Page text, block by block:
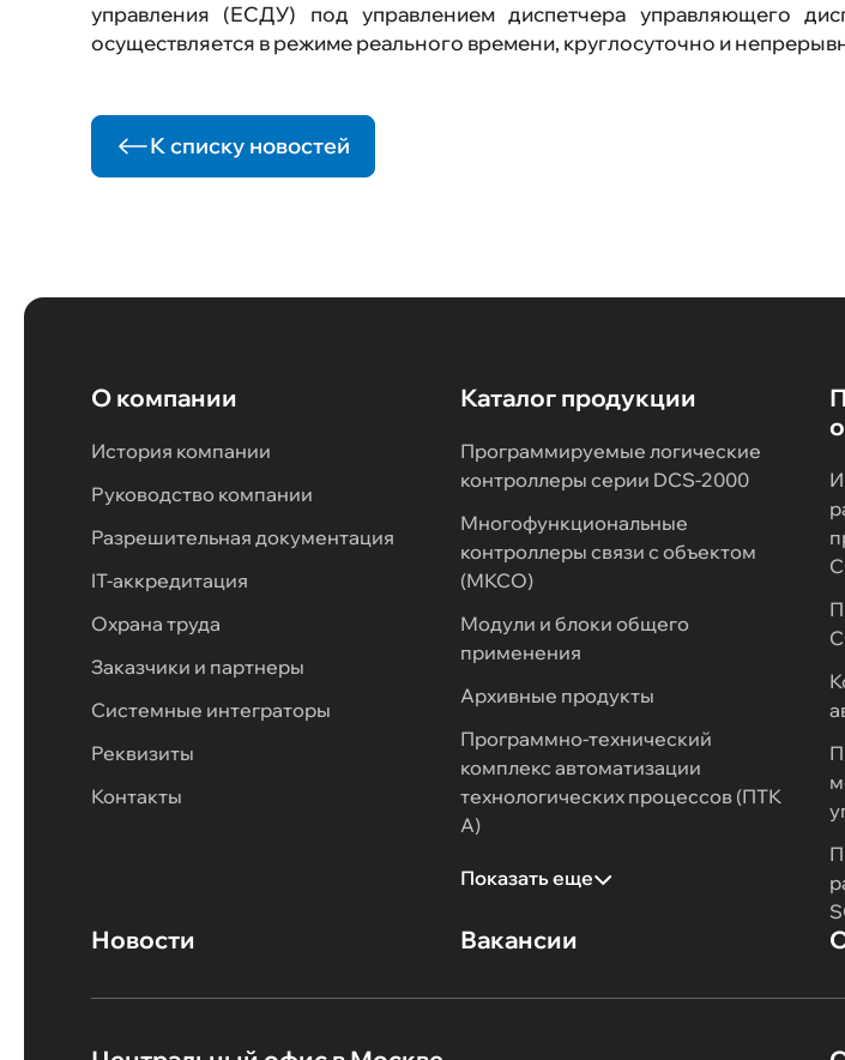
управления (ЕСДУ) под управлением диспетчера управляющего
осуществляется в режиме реального времени, круглосуточно и
К списку новостей
О компании
История компании
Руководство компании
Разрешительная документация
IT-аккредитация
Охрана труда
Заказчики и партнеры
Системные интеграторы
Реквизиты
Контакты
Каталог продукции
Программируемые логические
контроллеры серии DCS-2000
Многофункциональные
контроллеры связи с объектом
(МКСО)
Модули и блоки общего
применения
Архивные продукты
Программно-технический
комплекс автоматизации
технологических процессов (ПТК
А)
Показать еще
Новости Вакансии